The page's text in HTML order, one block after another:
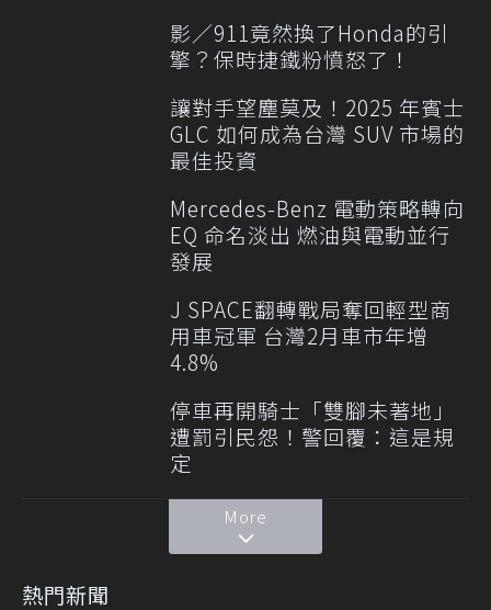
影／911竟然換了Honda的引
擎？保時捷鐵粉憤怒了！
讓對手望塵莫及！2025 年賓士
GLC 如何成為台灣 SUV 市場的
最佳投資
Mercedes-Benz 電動策略轉向
EQ 命名淡出 燃油與電動並行
發展
J SPACE翻轉戰局奪回輕型商
用車冠軍 台灣2月車市年增
4.8%
停車再開騎士「雙腳未著地」
遭罰引民怨！警回覆：這是規
定
More
熱門新聞